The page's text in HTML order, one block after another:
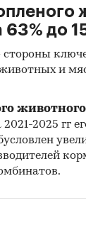
финансовых
информацию,
Cредние
следующие
Доступна
Прогноз
до
стороны
и
2025 гг